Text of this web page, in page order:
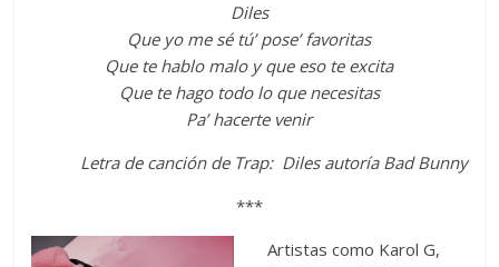
Diles
Que yo me sé tú’ pose’ favoritas
Que te hablo malo y que eso te excita
Que te hago todo lo que necesitas
Pa’ hacerte venir
Letra de canción de Trap: Diles autoría Bad Bunny
***
Artistas como Karol G,